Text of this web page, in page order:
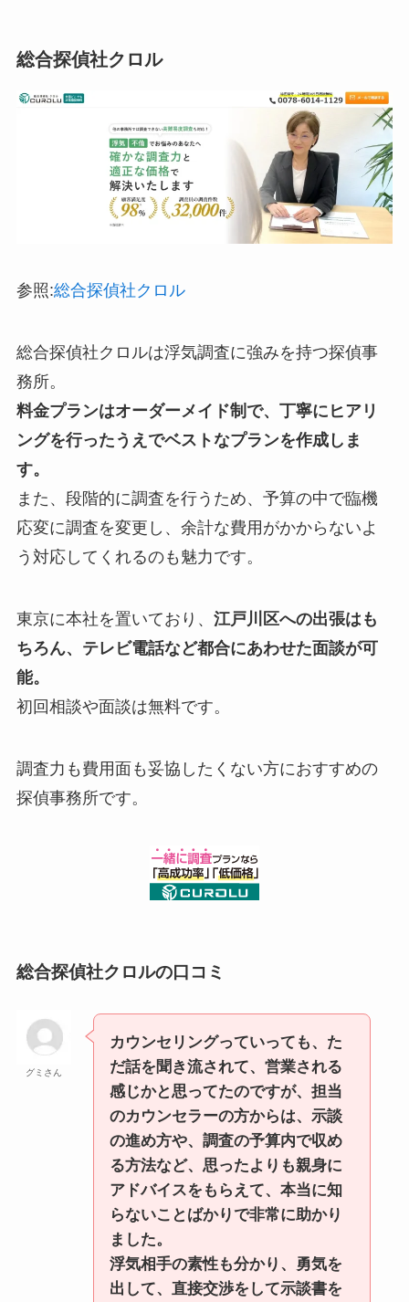
総合探偵社クロル
参照:総合探偵社クロル
総合探偵社クロルは浮気調査に強みを持つ探偵事
務所。
料金プランはオーダーメイド制で、丁寧にヒアリ
ングを行ったうえでベストなプランを作成しま
す。
また、段階的に調査を行うため、予算の中で臨機
応変に調査を変更し、余計な費用がかからないよ
う対応してくれるのも魅力です。
東京に本社を置いており、 江戸川区への出張はも
ちろん、テレビ電話など都合にあわせた面談が可
能。
初回相談や面談は無料です。
調査力も費用面も妥協したくない方におすすめの
探偵事務所です。
総合探偵社クロルの口コミ
グミさん
カウンセリングっていっても、た
だ話を聞き流されて、営業される
感じかと思ってたのですが、担当
のカウンセラーの方からは、示談
の進め方や、調査の予算内で収め
る方法など、思ったよりも親身に
アドバイスをもらえて、本当に知
らないことばかりで非常に助かり
ました。
浮気相手の素性も分かり、勇気を
出して、直接交渉をして示談書を